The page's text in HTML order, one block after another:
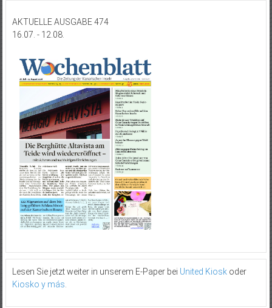
AKTUELLE AUSGABE 474
16.07. - 12.08.
Lesen Sie jetzt weiter in unserem E-Paper bei United Kioskoder
Kiosko y más.